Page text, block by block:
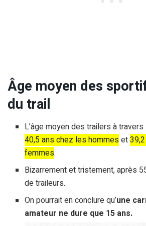
Âge moyen des
du trail
L’âge moyen des trailers à
40,5 ans chez les hommeset
femmes.
Bizarrement et tristement, après
de traileurs.
On pourrait en conclure qu’une
amateur ne dure que 15 ans.